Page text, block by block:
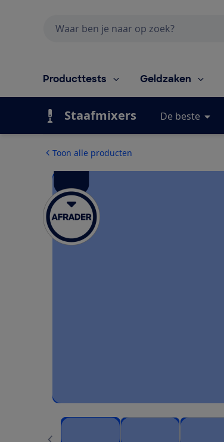
Producttests Geldzaken
Staafmixers De beste
Toon alle producten